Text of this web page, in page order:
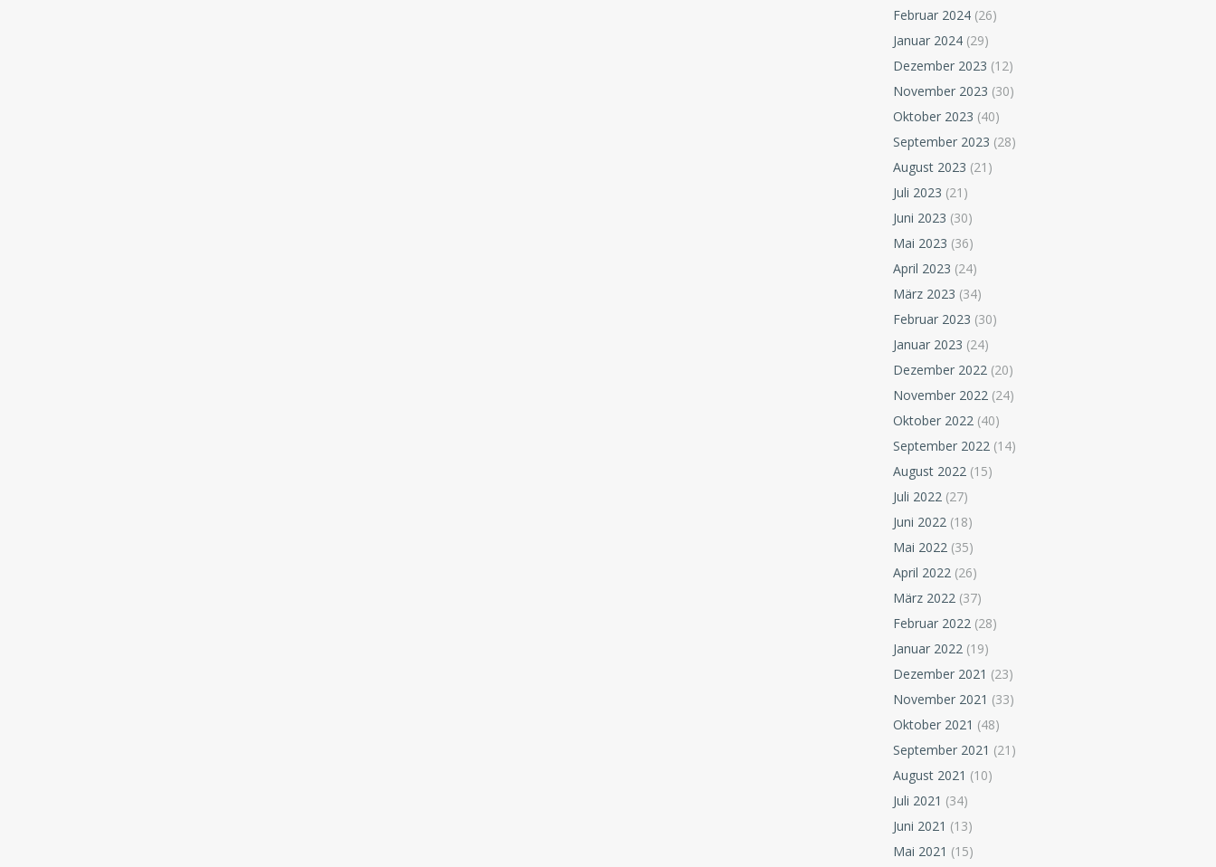
Februar 2024 (26)
Januar 2024 (29)
Dezember 2023 (12)
November 2023 (30)
Oktober 2023 (40)
September 2023 (28)
August 2023 (21)
Juli 2023 (21)
Juni 2023 (30)
Mai 2023 (36)
April 2023 (24)
März 2023 (34)
Februar 2023 (30)
Januar 2023 (24)
Dezember 2022 (20)
November 2022 (24)
Oktober 2022 (40)
September 2022 (14)
August 2022 (15)
Juli 2022 (27)
Juni 2022 (18)
Mai 2022 (35)
April 2022 (26)
März 2022 (37)
Februar 2022 (28)
Januar 2022 (19)
Dezember 2021 (23)
November 2021 (33)
Oktober 2021 (48)
September 2021 (21)
August 2021 (10)
Juli 2021 (34)
Juni 2021 (13)
Mai 2021 (15)